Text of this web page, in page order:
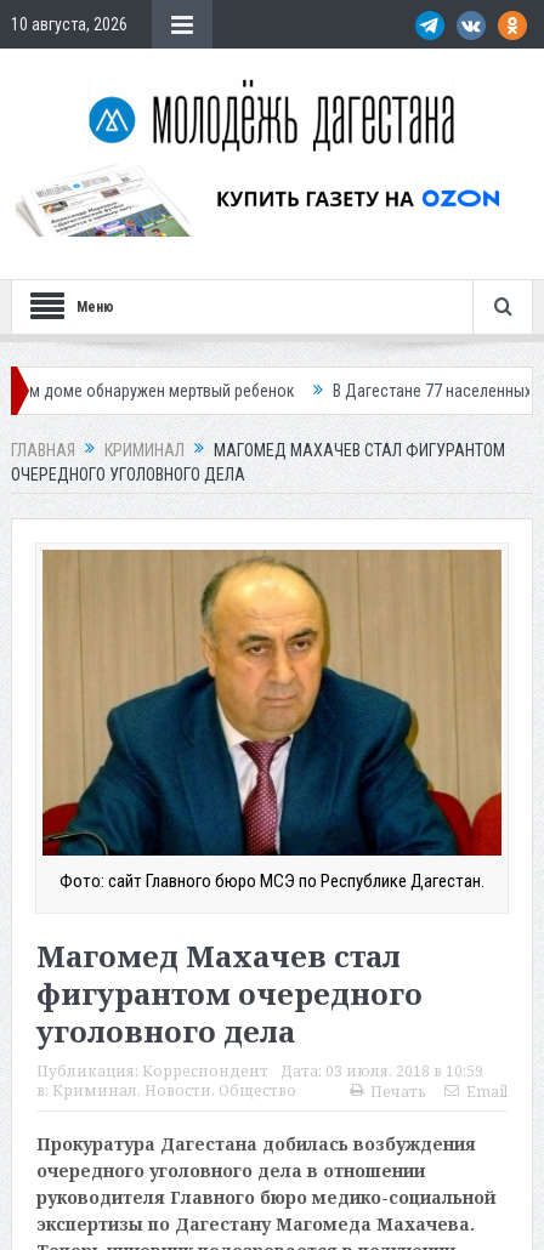
10 августа, 2026
Меню
мертвый ребенок В Дагестане 77 населенных пунктов
ГЛАВНАЯ КРИМИНАЛ
МАГОМЕД МАХАЧЕВ СТАЛ ФИГУРАНТОМ
ОЧЕРЕДНОГО УГОЛОВНОГО ДЕЛА
Фото: сайт Главного бюро МСЭ по Республике Дагестан.
Магомед Махачев стал
фигурантом очередного
уголовного дела
Публикация: Корреспондент Дата: 03 июля, 2018 в 10:59
в: Криминал, Новости, Общество Печать Email
Прокуратура Дагестана добилась возбуждения
очередного уголовного дела в отношении
руководителя Главного бюро медико-социальной
экспертизы по Дагестану Магомеда Махачева.